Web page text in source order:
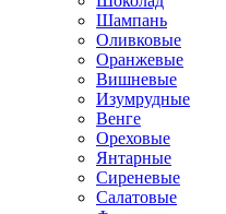
Шампань
Оливковые
Оранжевые
Вишневые
Изумрудные
Венге
Ореховые
Янтарные
Сиреневые
Салатовые